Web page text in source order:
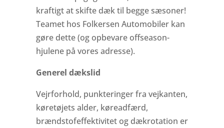
kraftigt at skifte dæk til begge sæsoner!
Teamet hos Folkersen Automobiler kan
gøre dette (og opbevare offseason-
hjulene på vores adresse).
Generel dækslid
Vejrforhold, punkteringer fra vejkanten,
køretøjets alder, køreadfærd,
brændstofeffektivitet og dækrotation er